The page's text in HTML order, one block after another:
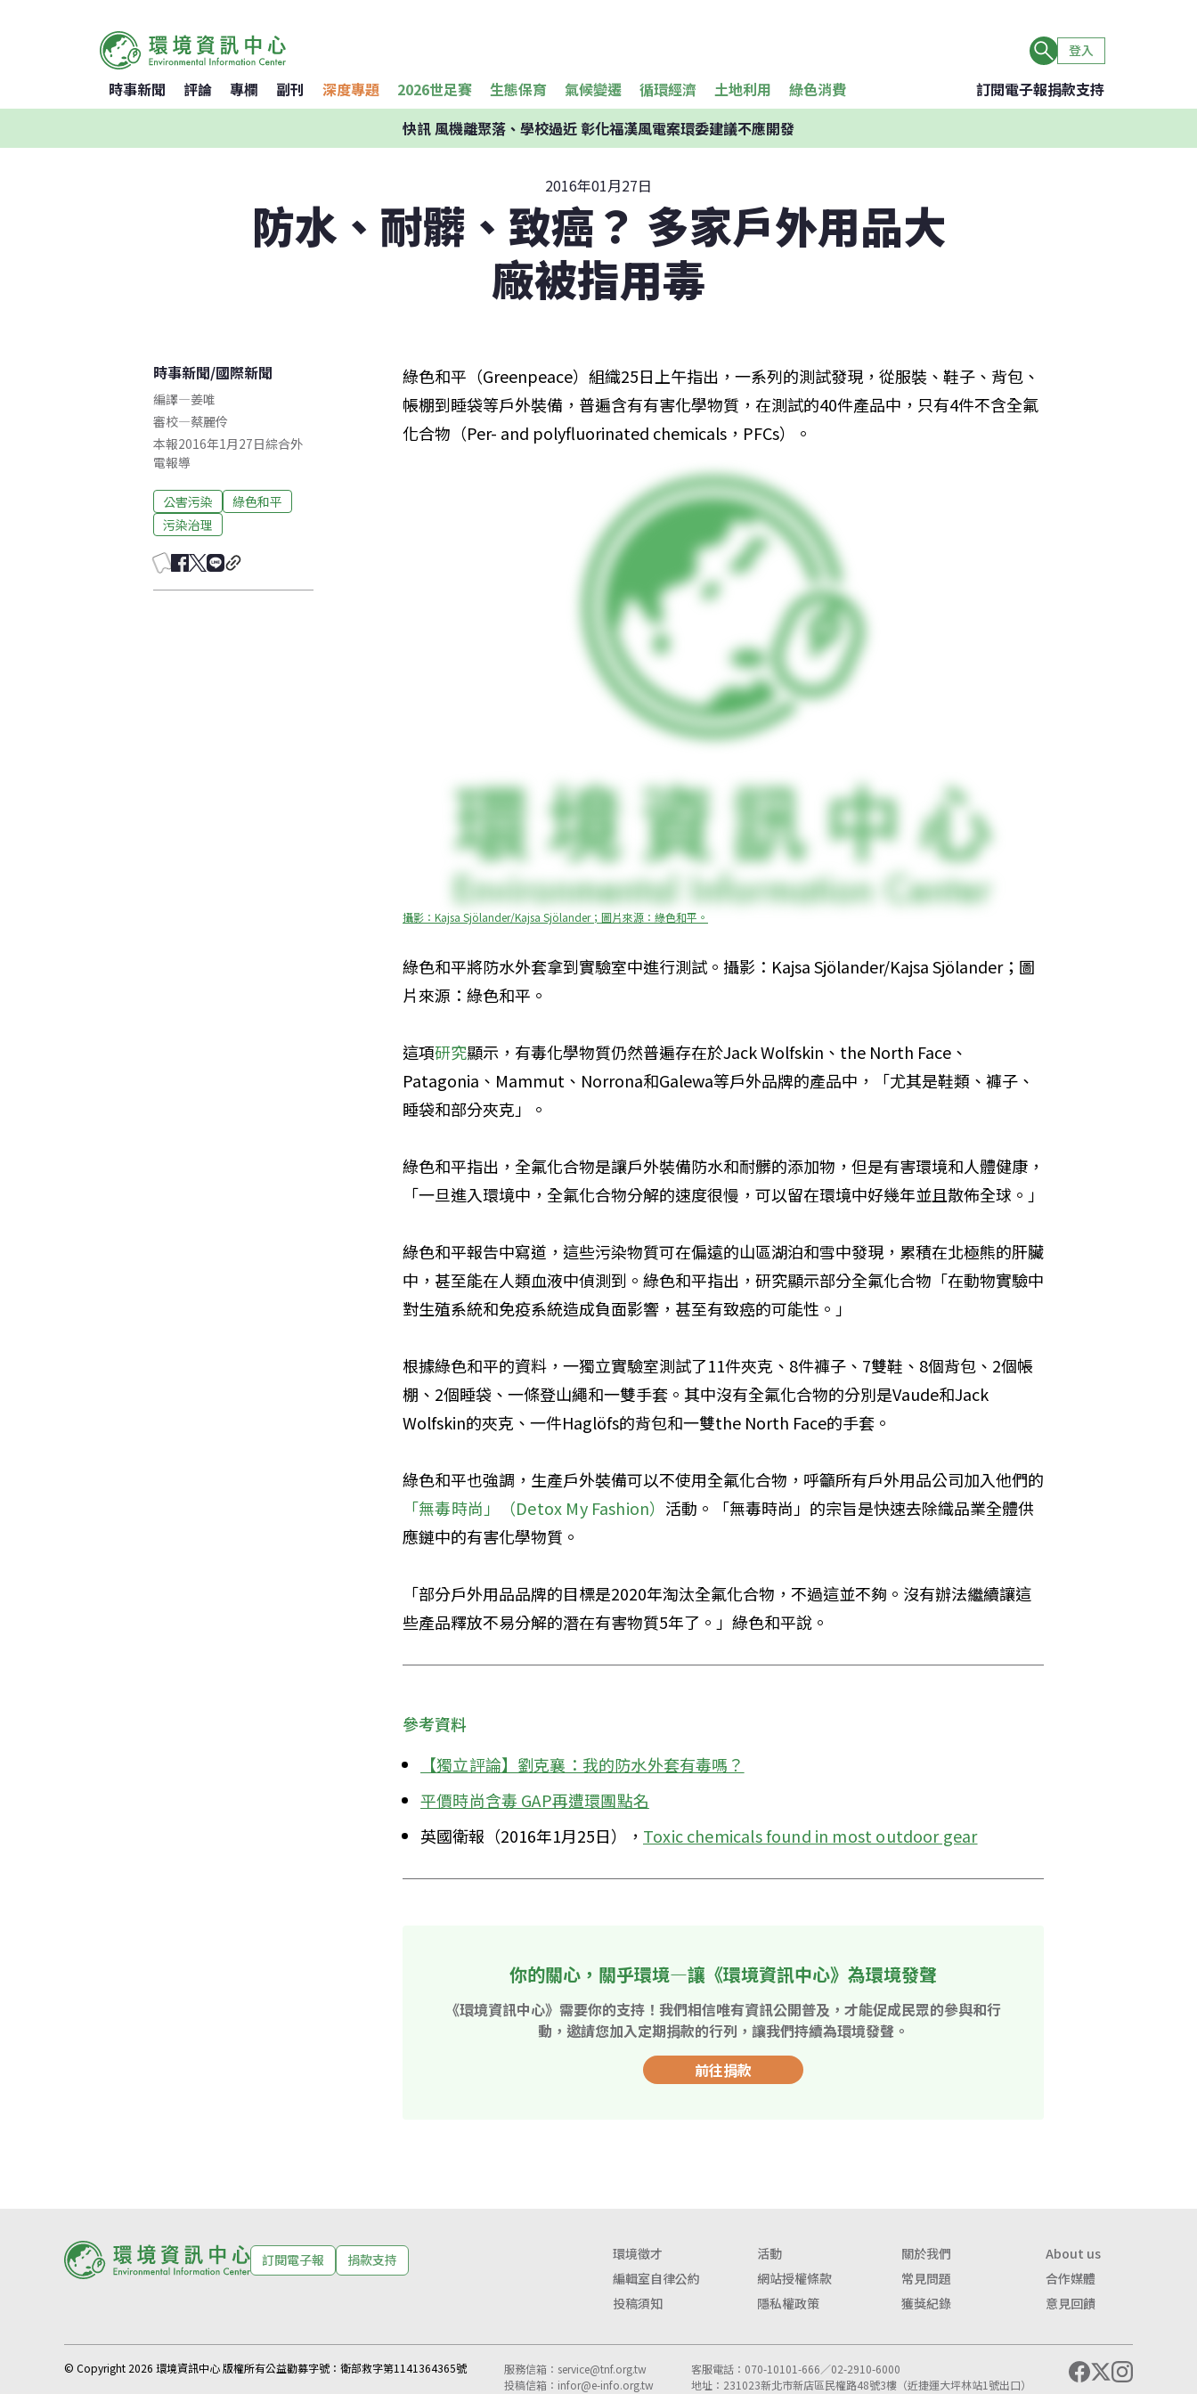
登入
時事新聞 評論 專欄 副刊 深度專題 2026世足賽 生態保育 氣候變遷 循環經濟 土地利用 綠色消費 訂閱電子報捐款支持
快訊風機離聚落、學校過近 彰化福漢風電案環委建議不應開發
2016年01月27日
防水、耐髒、致癌？ 多家戶外用品大
廠被指用毒
時事新聞/國際新聞
編譯—姜唯
審校—蔡麗伶
本報2016年1月27日綜合外
電報導
公害污染
綠色和平
污染治理
綠色和平（Greenpeace）組織25日上午指出，一系列的測試發現，從服裝、鞋子、背包、
帳棚到睡袋等戶外裝備，普遍含有有害化學物質，在測試的40件產品中，只有4件不含全氟
化合物（Per- and polyfluorinated chemicals，PFCs）。
攝影：Kajsa Sjölander/Kajsa Sjölander；圖片來源：綠色和平。
綠色和平將防水外套拿到實驗室中進行測試。攝影：Kajsa Sjölander/Kajsa Sjölander；圖
片來源：綠色和平。
這項研究顯示，有毒化學物質仍然普遍存在於Jack Wolfskin、the North Face、
Patagonia、Mammut、Norrona和Galewa等戶外品牌的產品中，「尤其是鞋類、褲子、
睡袋和部分夾克」。
綠色和平指出，全氟化合物是讓戶外裝備防水和耐髒的添加物，但是有害環境和人體健康，
「一旦進入環境中，全氟化合物分解的速度很慢，可以留在環境中好幾年並且散佈全球。」
綠色和平報告中寫道，這些污染物質可在偏遠的山區湖泊和雪中發現，累積在北極熊的肝臟
中，甚至能在人類血液中偵測到。綠色和平指出，研究顯示部分全氟化合物「在動物實驗中
對生殖系統和免疫系統造成負面影響，甚至有致癌的可能性。」
根據綠色和平的資料，一獨立實驗室測試了11件夾克、8件褲子、7雙鞋、8個背包、2個帳
棚、2個睡袋、一條登山繩和一雙手套。其中沒有全氟化合物的分別是Vaude和Jack
Wolfskin的夾克、一件Haglöfs的背包和一雙the North Face的手套。
綠色和平也強調，生產戶外裝備可以不使用全氟化合物，呼籲所有戶外用品公司加入他們的
「無毒時尚」（Detox My Fashion） 活動。「無毒時尚」的宗旨是快速去除織品業全體供
應鏈中的有害化學物質。
「部分戶外用品品牌的目標是2020年淘汰全氟化合物，不過這並不夠。沒有辦法繼續讓這
些產品釋放不易分解的潛在有害物質5年了。」綠色和平說。
參考資料
【獨立評論】劉克襄：我的防水外套有毒嗎？
平價時尚含毒 GAP再遭環團點名
英國衛報（2016年1月25日）， Toxic chemicals found in most outdoor gear
你的關心，關乎環境—讓《環境資訊中心》為環境發聲
《環境資訊中心》需要你的支持！我們相信唯有資訊公開普及，才能促成民眾的參與和行
動，邀請您加入定期捐款的行列，讓我們持續為環境發聲。
前往捐款
訂閱電子報 捐款支持 環境徵才 活動 關於我們
About us
編輯室自律公約
網站授權條款 常見問題
合作媒體
投稿須知
隱私權政策 獲獎紀錄 意見回饋
© Copyright 2026 環境資訊中心 版權所有公益勸募字號： 衛部救字第1141364365號 服務信箱： service@tnf.org.tw
投稿信箱： infor@e-info.org.tw
客服電話：070-10101-666／02-2910-6000
地址：231023新北市新店區民權路48號3樓（近捷運大坪林站1號出口）